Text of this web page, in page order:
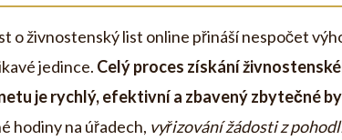
o živnostenský list online přináší nespočet
jedince. Celý proces získání
je rychlý, efektivní a zbavený zbytečné
hodiny na úřadech, vyřizování žádosti z